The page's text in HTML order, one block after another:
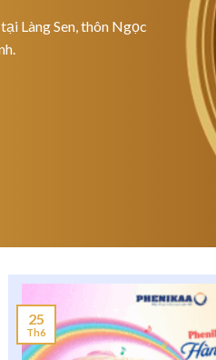
Làng Sen, thôn Ngọc
25
Th6